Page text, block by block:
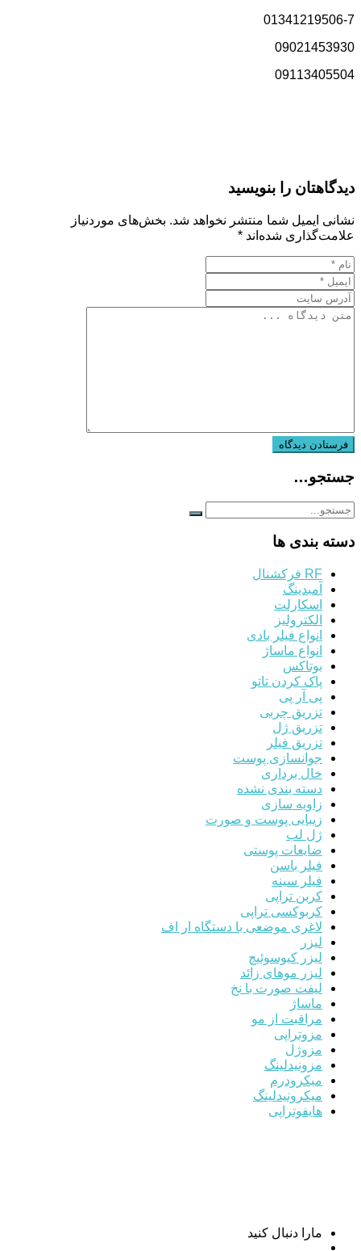
01341219506-7
09021453930
09113405504
دیدگاهتان را بنویسید
نشانی ایمیل شما منتشر نخواهد شد. بخش‌های موردنیاز
علامت‌گذاری شده‌اند *
جستجو…
دسته بندی ها
RF فرکشنال
آمبدینگ
اسکارلت
الکترولیز
انواع فیلر بادی
انواع ماساژ
بوتاکس
پاک کردن تاتو
پی آر پی
تزریق چربی
تزریق ژل
تزریق فیلر
جوانسازی پوست
خال برداری
دسته بندی نشده
زاویه سازی
زیبایی پوست و صورت
ژل لب
ضایعات پوستی
فیلر باسن
فیلر سینه
کربن تراپی
کربوکسی تراپی
لاغری موضعی با دستگاه ار اف
لیزر
لیزر کیوسوئیچ
لیزر موهای زائد
لیفت صورت با نخ
ماساژ
مراقبت از مو
مزوتراپی
مزوژل
مزونیدلینگ
میکرودرم
میکرونیدلینگ
هایفوتراپی
مارا دنبال کنید